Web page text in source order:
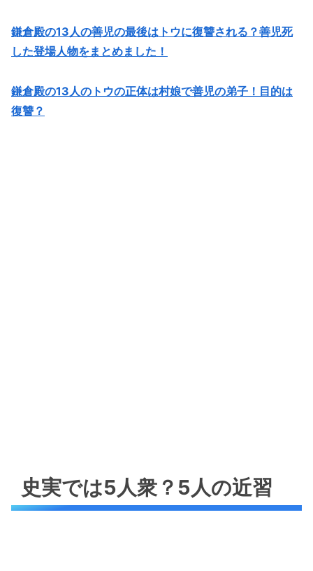
鎌倉殿の13人の善児の最後はトウに復讐される？善児死
した登場人物をまとめました！
鎌倉殿の13人のトウの正体は村娘で善児の弟子！目的は
復讐？
史実では5人衆？5人の近習